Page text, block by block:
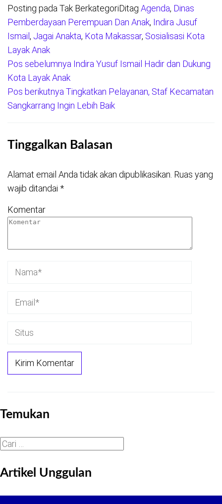
Posting pada Tak BerkategoriDitag Agenda, Dinas
Pemberdayaan Perempuan Dan Anak, Indira Jusuf
Ismail , Jagai Anakta, Kota Makassar, Sosialisasi Kota
Layak Anak
Navigasi
pos
Pos sebelumnya Indira Yusuf Ismail Hadir dan Dukung
Kota Layak Anak
Pos berikutnya Tingkatkan Pelayanan, Staf Kecamatan
Sangkarrang Ingin Lebih Baik
Tinggalkan Balasan
Alamat email Anda tidak akan dipublikasikan. Ruas yang
wajib ditandai *
Komentar
Temukan
Cari
Artikel Unggulan